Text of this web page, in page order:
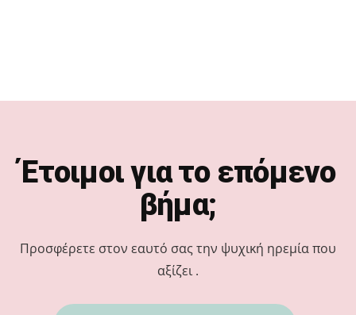
Έτοιμοι για το επόμενο
βήμα;
Προσφέρετε στον εαυτό σας την ψυχική ηρεμία που
αξίζει .